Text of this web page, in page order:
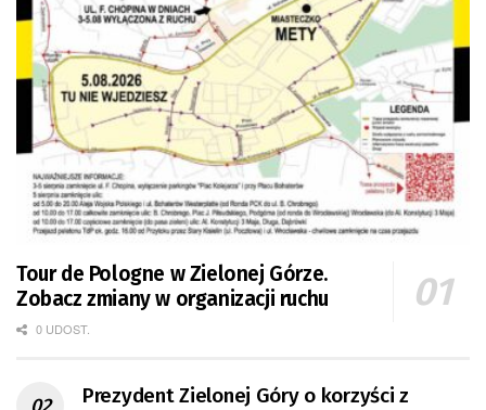
Tour de Pologne w Zielonej Górze.
Zobacz zmiany w organizacji ruchu
0 UDOST.
Prezydent Zielonej Góry o korzyści z